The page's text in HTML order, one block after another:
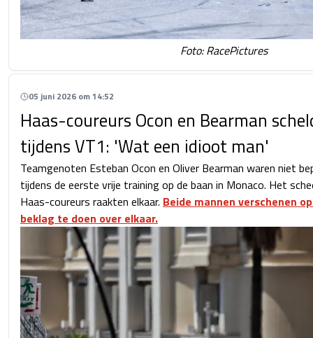
Foto: RacePictures
05 juni 2026 om 14:52
Haas-coureurs Ocon en Bearman
tijdens VT1: 'Wat een idioot man'
Teamgenoten Esteban Ocon en Oliver Bearman waren niet
tijdens de eerste vrije training op de baan in Monaco. Het
Haas-coureurs raakten elkaar. Beide mannen verschenen
beklag te doen over elkaar.